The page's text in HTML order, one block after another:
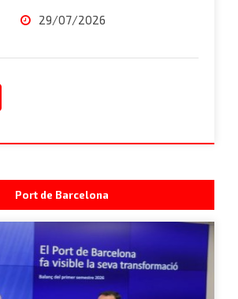
29/07/2026
Port de Barcelona